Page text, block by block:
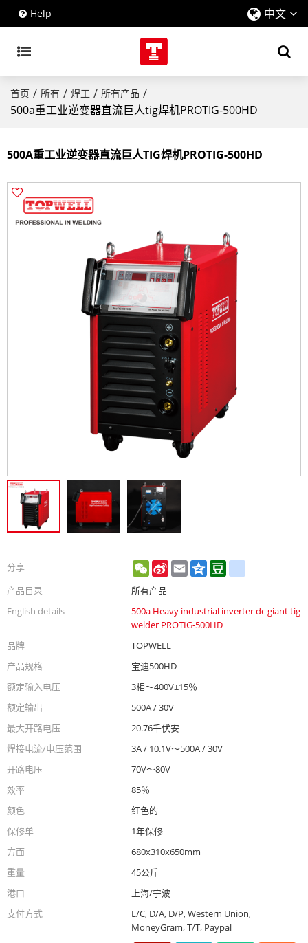
Help 中文
首页 / 所有 / 焊工 / 所有产品 /
500a重工业逆变器直流巨人tig焊机PROTIG-500HD
500A重工业逆变器直流巨人TIG焊机PROTIG-500HD
分享 WeChat
Sina
Weibo
Email Qzone
产品目录
所有产品
English details
500a Heavy industrial inverter dc giant tig
welder PROTIG-500HD
品牌
TOPWELL
产品规格
宝迪500HD
额定输入电压
3相〜400V±15％
额定输出
500A / 30V
最大开路电压
20.76千伏安
焊接电流/电压范围
3A / 10.1V〜500A / 30V
开路电压
70V〜80V
效率
85％
颜色
红色的
保修单
1年保修
方面
680x310x650mm
重量
45公斤
港口
上海/宁波
支付方式
L/C, D/A, D/P, Western Union,
MoneyGram, T/T, Paypal